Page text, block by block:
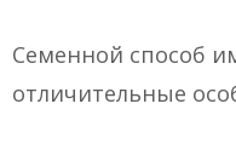
Семенной способ
отличительные